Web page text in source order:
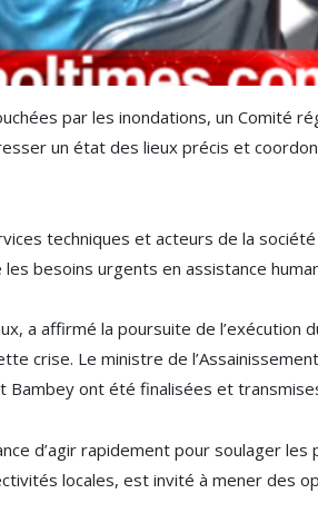
par les inondations, un Comité
un état des lieux précis et
techniques et acteurs de la
besoins urgents en assistance
a affirmé la poursuite de l’exécution
crise. Le ministre de
ont été finalisées et
d’agir rapidement pour soulager
locales, est invité à mener des